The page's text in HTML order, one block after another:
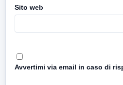
Sito web
Avvertimi via email in caso di